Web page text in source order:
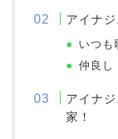
アイナ
いつも
仲良し
アイナ
家！